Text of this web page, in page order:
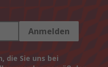
Anmelden
die Sie uns bei